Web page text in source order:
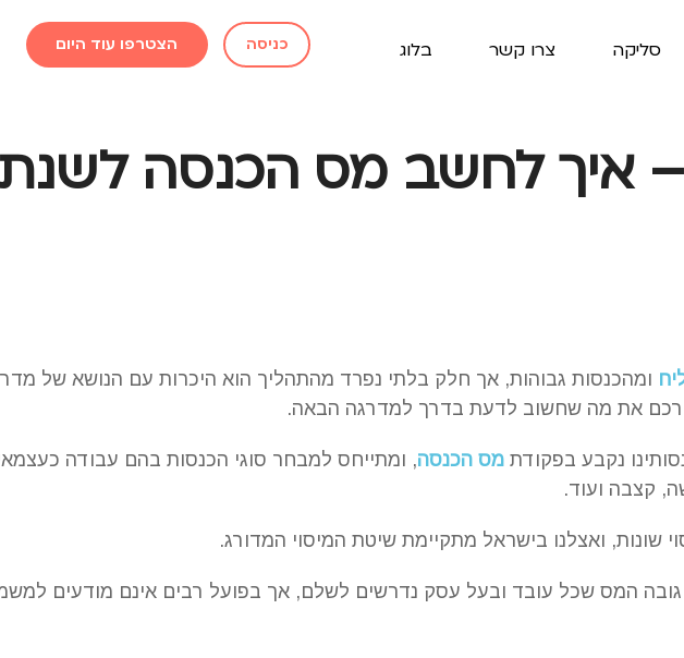
כניסה הצטרפו עוד היום סליקה צרו קשר בלוג
איך לחשב מס הכנסה
ומהכנסות גבוהות, אך חלק בלתי נפרד מהתהליך הוא היכרות עם הנושא של
את מה שחשוב לדעת בדרך למדרגה הבאה.
נקבע בפקודת מס הכנסה, ומתייחס למבחר סוגי הכנסות בהם עבודה
קצבה ועוד.
שונות, ואצלנו בישראל מתקיימת שיטת המיסוי המדורג.
המס שכל עובד ובעל עסק נדרשים לשלם, אך בפועל רבים אינם מודעים